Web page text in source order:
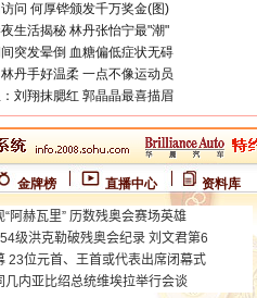
问 何厚铧颁发千万奖金(图)
生活揭秘 林丹张怡宁最"潮"
突发晕倒 血糖偏低症状无碍
丹手好温柔 一点不像运动员
刘翔抹腮红 郭晶晶最喜描眉
金牌榜 直播中心 资料库